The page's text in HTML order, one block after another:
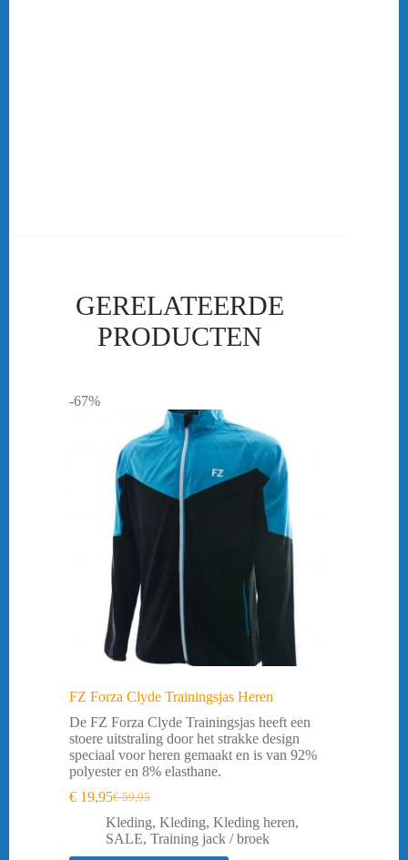
GERELATEERDE
PRODUCTEN
-67%
FZ Forza Clyde Trainingsjas Heren
De FZ Forza Clyde Trainingsjas heeft een
stoere uitstraling door het strakke design
speciaal voor heren gemaakt en is van 92%
polyester en 8% elasthane.
€59,95
Oorspronkelijke
prijs
was:
€ 59,95.
€ 19,95Huidige
prijs
is:
€ 19,95.
Kleding, Kleding, Kleding heren,
SALE, Training jack / broek